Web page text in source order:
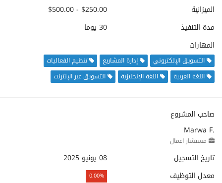
الميزانية
$250.00 - $500.00
مدة التنفيذ
30 يوما
المهارات
التسويق الإلكتروني إدارة المشاريع
تنظيم الفعاليات
اللغة العربية
اللغة الإنجليزية التسويق عبر الإنترنت
صاحب المشروع
Marwa F.
مستشار اعمال
تاريخ التسجيل
08 يونيو 2025
معدل التوظيف
0.00%